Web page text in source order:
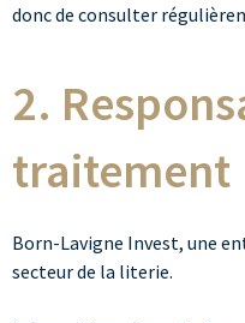
donc de consulter
2.
traitement
Born-Lavigne Invest, une
secteur de la literie.